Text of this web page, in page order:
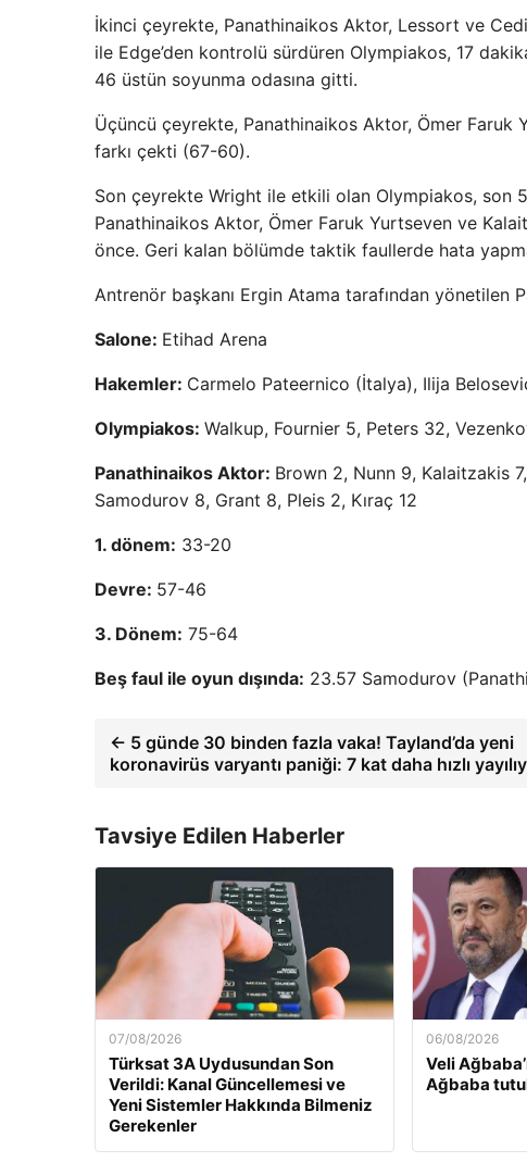
İkinci çeyrekte, Panathinaikos Aktor, Lessort ve
ile Edge’den kontrolü sürdüren Olympiakos, 17
46 üstün soyunma odasına gitti.
Üçüncü çeyrekte, Panathinaikos Aktor, Ömer
farkı çekti (67-60).
Son çeyrekte Wright ile etkili olan Olympiakos, son
Panathinaikos Aktor, Ömer Faruk Yurtseven ve
önce. Geri kalan bölümde taktik faullerde hata
Antrenör başkanı Ergin Atama tarafından
Salone: Etihad Arena
Hakemler: Carmelo Pateernico (İtalya), Ilija
Olympiakos: Walkup, Fournier 5, Peters 32,
Panathinaikos Aktor: Brown 2, Nunn 9, Kalaitzakis
Samodurov 8, Grant 8, Pleis 2, Kıraç 12
1. dönem: 33-20
Devre: 57-46
3. Dönem: 75-64
Beş faul ile oyun dışında: 23.57 Samodurov
← 5 günde 30 binden fazla vaka! Tayland’da yeni
koronavirüs varyantı paniği: 7 kat daha hızlı
Tavsiye Edilen Haberler
07/08/2026
Türksat 3A Uydusundan Son
Verildi: Kanal Güncellemesi ve
Yeni Sistemler Hakkında Bilmeniz
Gerekenler
06/08/2026
Veli
Ağbaba